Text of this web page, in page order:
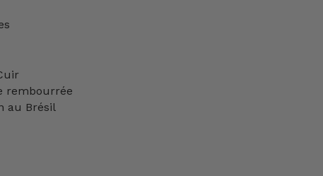
rembourrée
au Brésil